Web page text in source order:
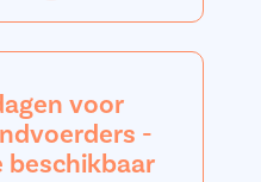
voor
-